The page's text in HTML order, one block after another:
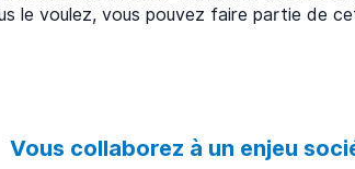
le voulez, vous pouvez faire partie de
Vous collaborez à un enjeu